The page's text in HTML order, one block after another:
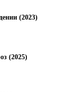
(2023)
(2025)